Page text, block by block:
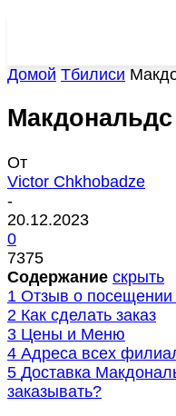
Домой Тбилиси
От
Victor Chkhobadze
-
20.12.2023
0
7375
Содержание скрыть
1 Отзыв о посещении
2 Как сделать заказ
3 Цены и Меню
4 Адреса всех
5 Доставка
заказывать?